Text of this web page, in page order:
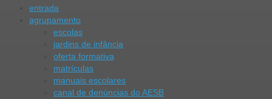
entrada
agrupamento
escolas
jardins de infância
oferta formativa
matrículas
manuais escolares
canal de denúncias do AESB